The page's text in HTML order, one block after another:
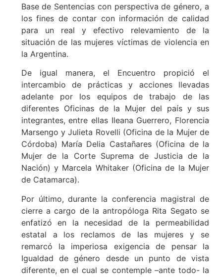
Base de Sentencias con perspectiva de género, a
los fines de contar con información de calidad
para un real y efectivo relevamiento de la
situación de las mujeres víctimas de violencia en
la Argentina.
De igual manera, el Encuentro propició el
intercambio de prácticas y acciones llevadas
adelante por los equipos de trabajo de las
diferentes Oficinas de la Mujer del país y sus
integrantes, entre ellas Ileana Guerrero, Florencia
Marsengo y Julieta Rovelli (Oficina de la Mujer de
Córdoba) María Delia Castañares (Oficina de la
Mujer de la Corte Suprema de Justicia de la
Nación) y Marcela Whitaker (Oficina de la Mujer
de Catamarca).
Por último, durante la conferencia magistral de
cierre a cargo de la antropóloga Rita Segato se
enfatizó en la necesidad de la permeabilidad
estatal a los reclamos de las mujeres y se
remarcó la imperiosa exigencia de pensar la
Igualdad de género desde un punto de vista
diferente, en el cual se contemple –ante todo- la